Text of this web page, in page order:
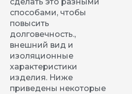
сделать это разными
способами, чтобы
повысить
долговечность.,
внешний вид и
изоляционные
характеристики
изделия. Ниже
приведены некоторые